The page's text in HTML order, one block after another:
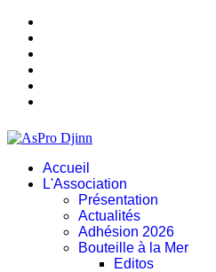
Accueil
L'Association
Présentation
Actualités
Adhésion 2026
Bouteille à la Mer
Editos